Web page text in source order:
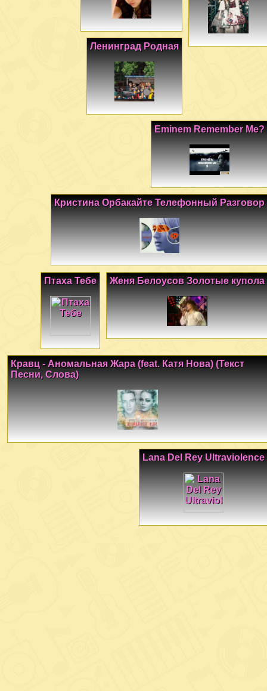
Ленинград Родная
Eminem Remember Me?
Кристина Орбакайте Телефонный Разговор
Женя Белоусов Золотые купола
Птаха Тебе
Кравц - Аномальная Жара (feat. Катя Нова) (Текст
Песни, Слова)
Lana Del Rey Ultraviolence